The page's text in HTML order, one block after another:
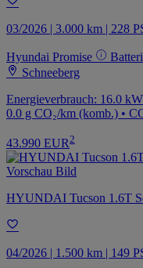
03/2026 | 3.000 km | 228
Hyundai Promise
Schneeberg
Energieverbrauch: 16.0
0.0 g CO₂/km (komb.) •
43.990 EUR 2
HYUNDAI Tucson 1.6T
04/2026 | 1.500 km | 149